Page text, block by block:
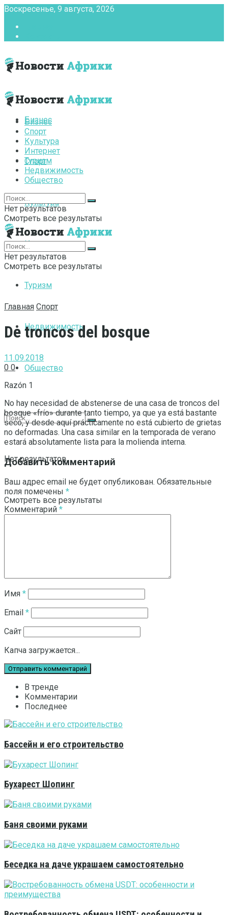
Воскресенье, 9 августа, 2026
Бизнес
Спорт
Культура
Интернет
Туризм
Недвижимость
Общество
Нет результатов
Смотреть все результаты
Бизнес
Спорт
Культура
Интернет
Туризм
Недвижимость
Общество
Нет результатов
Смотреть все результаты
Нет результатов
Смотреть все результаты
Главная Спорт
De troncos del bosque
11.09.2018
0 0
Razón 1
No hay necesidad de abstenerse de una casa de troncos del
bosque «frío» durante tanto tiempo, ya que ya está bastante
seco, y desde aquí prácticamente no está cubierto de grietas
no deformadas. Una casa similar en la temporada de verano
estará absolutamente lista para la molienda interna.
Добавить комментарий
Ваш адрес email не будет опубликован. Обязательные
поля помечены *
Комментарий *
Имя *
Email *
Сайт
Капча загружается...
В тренде
Комментарии
Последнее
Бассейн и его строительство
Бухарест Шопинг
Баня своими руками
Беседка на даче украшаем самостоятельно